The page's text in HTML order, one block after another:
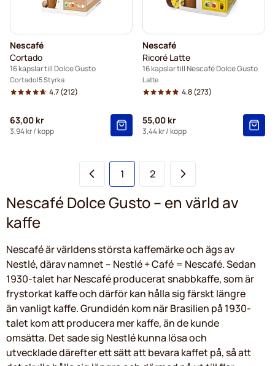
Nescafé
Cortado
16 kapslar till Dolce Gusto
Cortado 5 Styrka
4.7(212)
63,00 kr
3,94 kr/ kopp
Nescafé
Ricoré Latte
16 kapslar till Nescafé Dolce Gusto
Latte
4.8(273)
55,00 kr
3,44 kr/ kopp
You're currently reading page
1 Sida
2
Nescafé Dolce Gusto – en värld av
kaffe
Nescafé är världens största kaffemärke och ägs av
Nestlé, därav namnet – Nestlé + Café = Nescafé. Sedan
1930-talet har Nescafé producerat snabbkaffe, som är
frystorkat kaffe och därför kan hålla sig färskt längre
än vanligt kaffe. Grundidén kom när Brasilien på 1930-
talet kom att producera mer kaffe, än de kunde
omsätta. Det sade sig Nestlé kunna lösa och
utvecklade därefter ett sätt att bevara kaffet på, så att